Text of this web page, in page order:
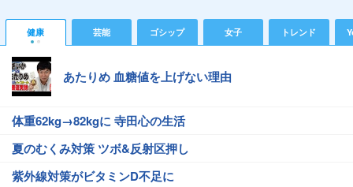
健康 芸能 ゴシップ 女子 トレンド
あたりめ 血糖値を上げない理由
体重62kg→82kgに 寺田心の生活
夏のむくみ対策 ツボ&反射区押し
紫外線対策がビタミンD不足に